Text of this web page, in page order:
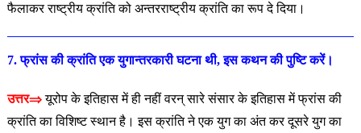
फैलाकर राष्ट्रीय क्रांति को अन्तरराष्ट्रीय क्रांति का रूप दे दिया।
7. फ्रांस की क्रांति एक युगान्तरकारी घटना थी, इस कथन की पुष्टिकरें।
उत्तर⇒यूरोप के इतिहास में ही नहीं वरन् सारे संसार के इतिहास में फ्रांस की
क्रांति का विशिष्ट स्थान है। इस क्रांति ने एक युग का अंत कर दूसरे युग का